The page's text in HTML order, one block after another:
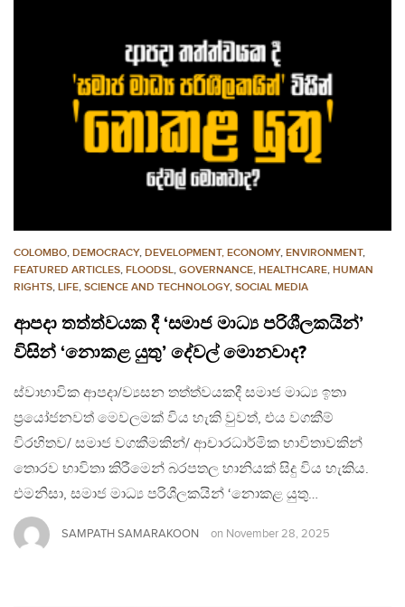
COLOMBO, DEMOCRACY, DEVELOPMENT, ECONOMY, ENVIRONMENT,
FEATURED ARTICLES, FLOODSL, GOVERNANCE, HEALTHCARE, HUMAN
RIGHTS, LIFE, SCIENCE AND TECHNOLOGY, SOCIAL MEDIA
ආපදා තත්ත්වයක දී ‘සමාජ මාධ්‍ය පරිශීලකයින්’
විසින් ‘නොකළ යුතු’ දේවල් මොනවාද?
ස්වාභාවික ආපදා/ව්‍යසන තත්ත්වයකදී සමාජ මාධ්‍ය ඉතා
ප්‍රයෝජනවත් මෙවලමක් විය හැකි වුවත්, එය වගකීම්
විරහිතව/ සමාජ වගකීමකින්/ ආචාරධාර්මික භාවිතාවකින්
තොරව භාවිතා කිරීමෙන් බරපතල හානියක් සිදු විය හැකිය.
එමනිසා, සමාජ මාධ්‍ය පරිශීලකයින් ‘නොකළ යුතු…
SAMPATH SAMARAKOON on November 28, 2025